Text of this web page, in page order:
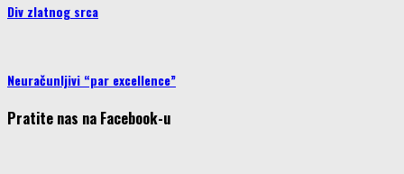
Div zlatnog srca
Neuračunljivi “par excellence”
Pratite nas na Facebook-u